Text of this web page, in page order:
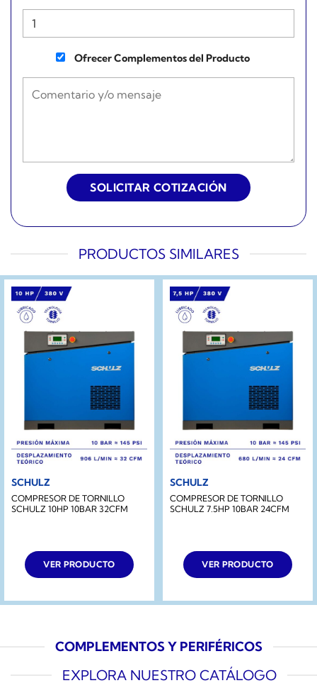
Ofrecer Complementos del Producto
PRODUCTOS SIMILARES
SCHULZ
COMPRESOR DE TORNILLO
SCHULZ 10HP 10BAR 32CFM
VER PRODUCTO
SCHULZ
COMPRESOR DE TORNILLO
SCHULZ 7.5HP 10BAR 24CFM
VER PRODUCTO
COMPLEMENTOS Y PERIFÉRICOS
EXPLORA NUESTRO CATÁLOGO